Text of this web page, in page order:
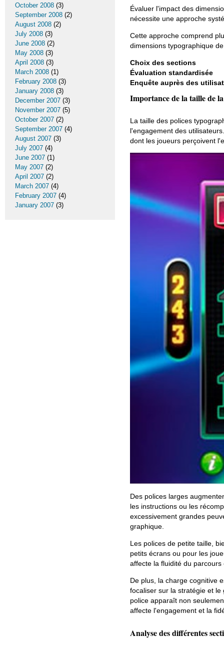
Évaluer l'impact des
nécessite une approche
Cette approche comprend
dimensions typographique
Choix des sections
Évaluation standardisée
Enquête auprès des
Importance de la taille de
La taille des polices
l'engagement des
dont les joueurs perçoivent
Des polices larges
les instructions ou les
excessivement grandes
graphique.
Les polices de petite taille,
petits écrans ou pour les
affecte la fluidité du
De plus, la charge cognitive
focaliser sur la stratégie et
police apparaît non
affecte l'engagement et la
Analyse des différentes
October 2008 (3)
September 2008 (2)
August 2008 (2)
July 2008 (3)
June 2008 (2)
May 2008 (3)
April 2008 (3)
March 2008 (1)
February 2008 (3)
January 2008 (3)
December 2007 (3)
November 2007 (5)
October 2007 (2)
September 2007 (4)
August 2007 (3)
July 2007 (4)
June 2007 (1)
May 2007 (2)
April 2007 (2)
March 2007 (4)
February 2007 (4)
January 2007 (3)